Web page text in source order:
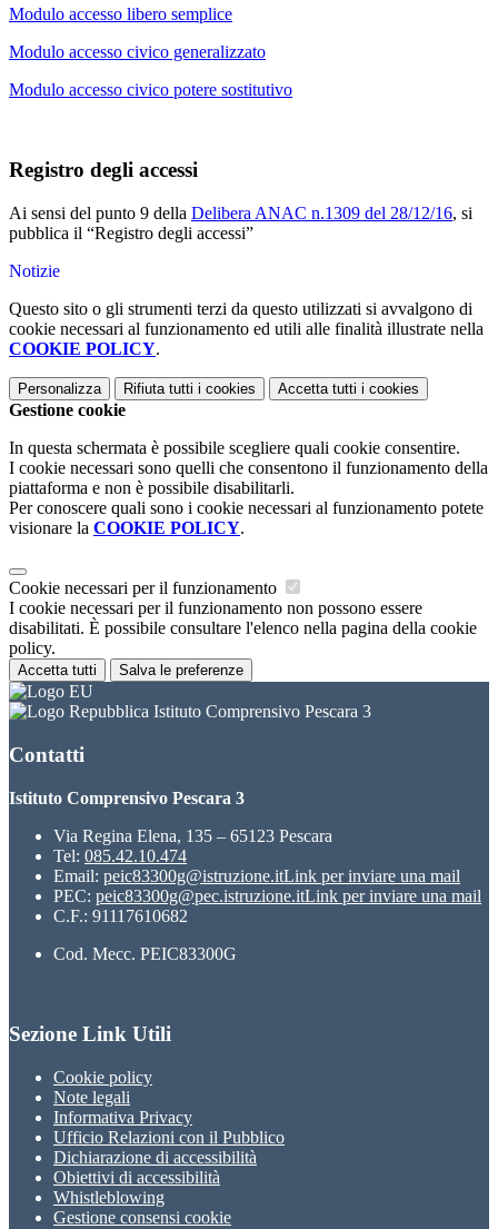
Modulo accesso libero semplice
Modulo accesso civico generalizzato
Modulo accesso civico potere sostitutivo
Registro degli accessi
Ai sensi del punto 9 della Delibera ANAC n.1309 del 28/12/16, si
pubblica il “Registro degli accessi”
Notizie
Questo sito o gli strumenti terzi da questo utilizzati si avvalgono di
cookie necessari al funzionamento ed utili alle finalità illustrate nella
COOKIE POLICY.
Personalizza Rifiuta tutti i cookies Accetta tutti i cookies
Gestione cookie
In questa schermata è possibile scegliere quali cookie consentire.
I cookie necessari sono quelli che consentono il funzionamento della
piattaforma e non è possibile disabilitarli.
Per conoscere quali sono i cookie necessari al funzionamento potete
visionare la COOKIE POLICY.
Cookie necessari per il funzionamento
I cookie necessari per il funzionamento non possono essere
disabilitati. È possibile consultare l'elenco nella pagina della cookie
policy.
Accetta tutti Salva le preferenze
Istituto Comprensivo Pescara 3
Contatti
Istituto Comprensivo Pescara 3
Via Regina Elena, 135 – 65123 Pescara
Tel: 085.42.10.474
Email: peic83300g@istruzione.itLink per inviare una mail
PEC: peic83300g@pec.istruzione.itLink per inviare una mail
C.F.: 91117610682
Cod. Mecc. PEIC83300G
Sezione Link Utili
Cookie policy
Note legali
Informativa Privacy
Ufficio Relazioni con il Pubblico
Dichiarazione di accessibilità
Obiettivi di accessibilità
Whistleblowing
Gestione consensi cookie